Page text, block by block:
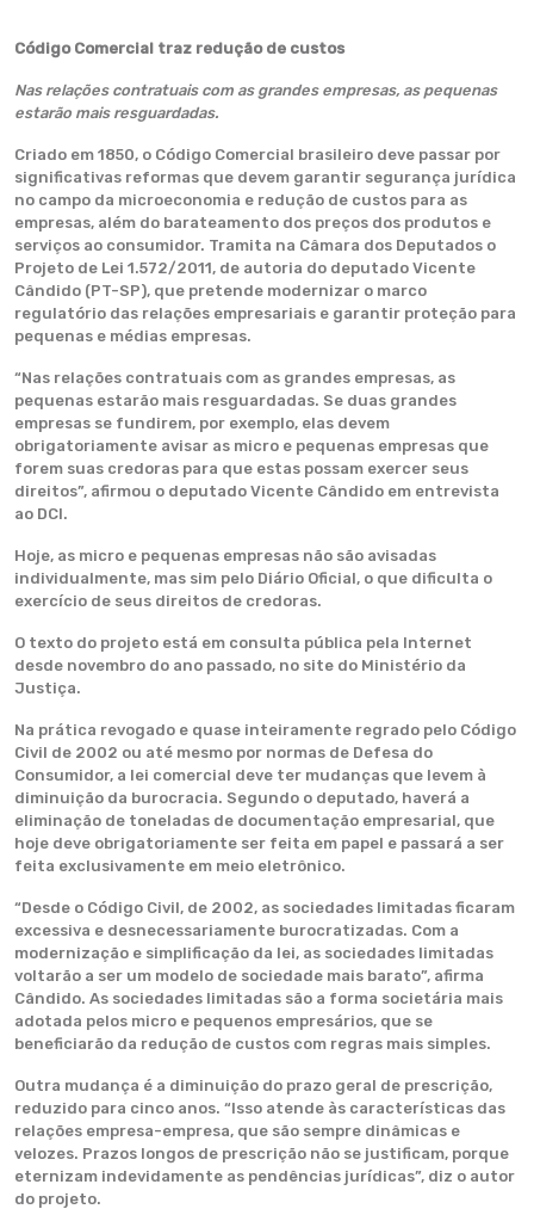
Código Comercial traz redução de custos
Nas relações contratuais com as grandes empresas, as pequenas
estarão mais resguardadas.
Criado em 1850, o Código Comercial brasileiro deve passar por
significativas reformas que devem garantir segurança jurídica
no campo da microeconomia e redução de custos para as
empresas, além do barateamento dos preços dos produtos e
serviços ao consumidor. Tramita na Câmara dos Deputados o
Projeto de Lei 1.572/2011, de autoria do deputado Vicente
Cândido (PT-SP), que pretende modernizar o marco
regulatório das relações empresariais e garantir proteção para
pequenas e médias empresas.
“Nas relações contratuais com as grandes empresas, as
pequenas estarão mais resguardadas. Se duas grandes
empresas se fundirem, por exemplo, elas devem
obrigatoriamente avisar as micro e pequenas empresas que
forem suas credoras para que estas possam exercer seus
direitos”, afirmou o deputado Vicente Cândido em entrevista
ao DCI.
Hoje, as micro e pequenas empresas não são avisadas
individualmente, mas sim pelo Diário Oficial, o que dificulta o
exercício de seus direitos de credoras.
O texto do projeto está em consulta pública pela Internet
desde novembro do ano passado, no site do Ministério da
Justiça.
Na prática revogado e quase inteiramente regrado pelo Código
Civil de 2002 ou até mesmo por normas de Defesa do
Consumidor, a lei comercial deve ter mudanças que levem à
diminuição da burocracia. Segundo o deputado, haverá a
eliminação de toneladas de documentação empresarial, que
hoje deve obrigatoriamente ser feita em papel e passará a ser
feita exclusivamente em meio eletrônico.
“Desde o Código Civil, de 2002, as sociedades limitadas ficaram
excessiva e desnecessariamente burocratizadas. Com a
modernização e simplificação da lei, as sociedades limitadas
voltarão a ser um modelo de sociedade mais barato”, afirma
Cândido. As sociedades limitadas são a forma societária mais
adotada pelos micro e pequenos empresários, que se
beneficiarão da redução de custos com regras mais simples.
Outra mudança é a diminuição do prazo geral de prescrição,
reduzido para cinco anos. “Isso atende às características das
relações empresa-empresa, que são sempre dinâmicas e
velozes. Prazos longos de prescrição não se justificam, porque
eternizam indevidamente as pendências jurídicas”, diz o autor
do projeto.